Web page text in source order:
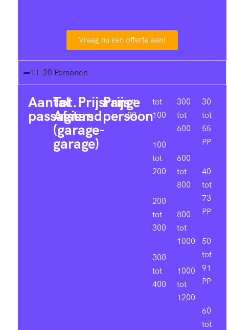
Vraag nu een offerte aan!
11-20 Personen
Aantal
passagiers
Tot.
Afstand
(garage-
garage)
Prijsrange
Prijs
persoon
11-
20
tot
100
100
tot
200
200
tot
300
300
tot
400
300
tot
600
600
tot
800
800
tot
1000
1000
tot
1200
30
tot
55
PP
40
tot
73
PP
50
tot
91
PP
60
tot